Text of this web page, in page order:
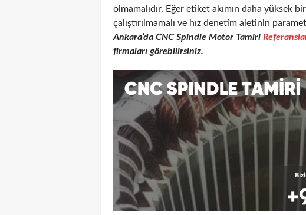
olmamalıdır. Eğer etiket akımın daha yüksek
çalıştırılmamalı ve hız denetim aletinin
Ankara’da CNC Spindle Motor Tamiri
firmaları görebilirsiniz.